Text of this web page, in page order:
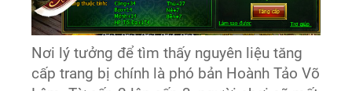
Nơi lý tưởng để tìm thấy nguyên liệu tăng
cấp trang bị chính là phó bản Hoành Tảo Võ